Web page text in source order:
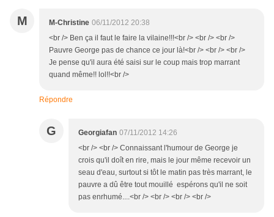
M M-Christine 06/11/2012 20:38
<br /> Ben ça il faut le faire la vilaine!!!<br /> <br /> <br />
Pauvre George pas de chance ce jour là!<br /> <br /> <br />
Je pense qu'il aura été saisi sur le coup mais trop marrant
quand même!! lol!!<br />
Répondre
G Georgiafan 07/11/2012 14:26
<br /> <br /> Connaissant l'humour de George je
crois qu'il doît en rire, mais le jour même recevoir un
seau d'eau, surtout si tôt le matin pas très marrant, le
pauvre a dû être tout mouillé espérons qu'il ne soit
pas enrhumé....<br /> <br /> <br /> <br />